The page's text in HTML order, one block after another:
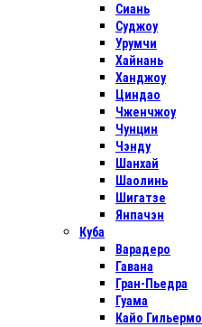
Сиань
Суджоу
Урумчи
Хайнань
Ханджоу
Циндао
Чженчжоу
Чунцин
Чэнду
Шанхай
Шаолинь
Шигатзе
Янпачэн
Куба
Варадеро
Гавана
Гран-Пьедра
Гуама
Кайо Гильермо